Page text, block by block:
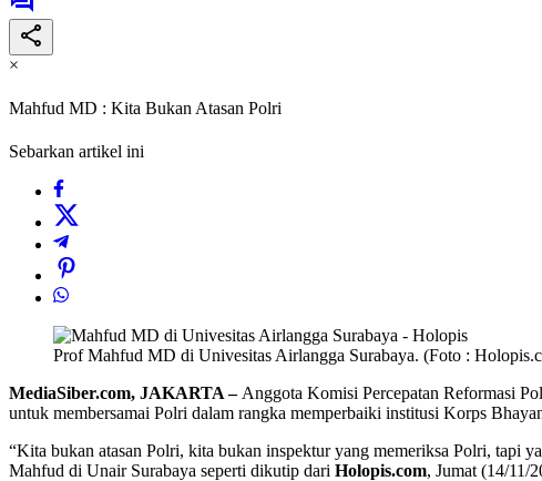
×
Mahfud MD : Kita Bukan Atasan Polri
Sebarkan artikel ini
Prof Mahfud MD di Univesitas Airlangga Surabaya. (Foto :
MediaSiber.com, JAKARTA – Anggota Komisi Percepatan Reformasi
untuk membersamai Polri dalam rangka memperbaiki institusi Korps
“Kita bukan atasan Polri, kita bukan inspektur yang memeriksa Polri, tapi
Mahfud di Unair Surabaya seperti dikutip dari Holopis.com, Jumat (14/11/